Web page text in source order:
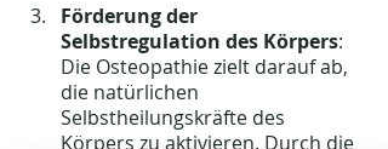
Förderung der
Selbstregulation des Körpers:
Die Osteopathie zielt darauf ab,
die natürlichen
Selbstheilungskräfte des
Körpers zu aktivieren. Durch die